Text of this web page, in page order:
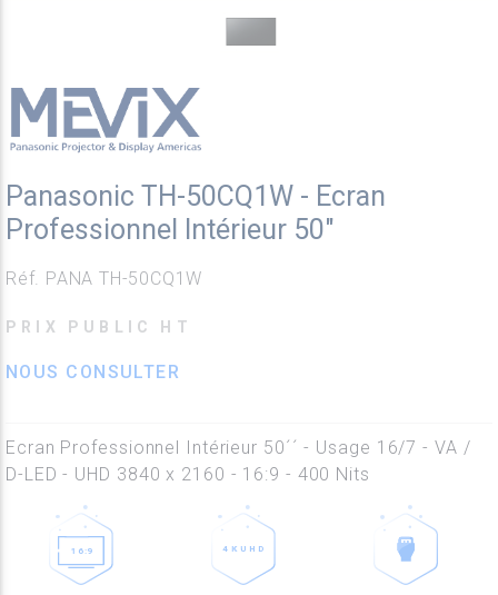
Panasonic TH-50CQ1W - Ecran
Professionnel Intérieur 50"
Réf. PANA TH-50CQ1W
PRIX PUBLIC HT
NOUS CONSULTER
Ecran Professionnel Intérieur 50´´ - Usage 16/7 - VA /
D-LED - UHD 3840 x 2160 - 16:9 - 400 Nits